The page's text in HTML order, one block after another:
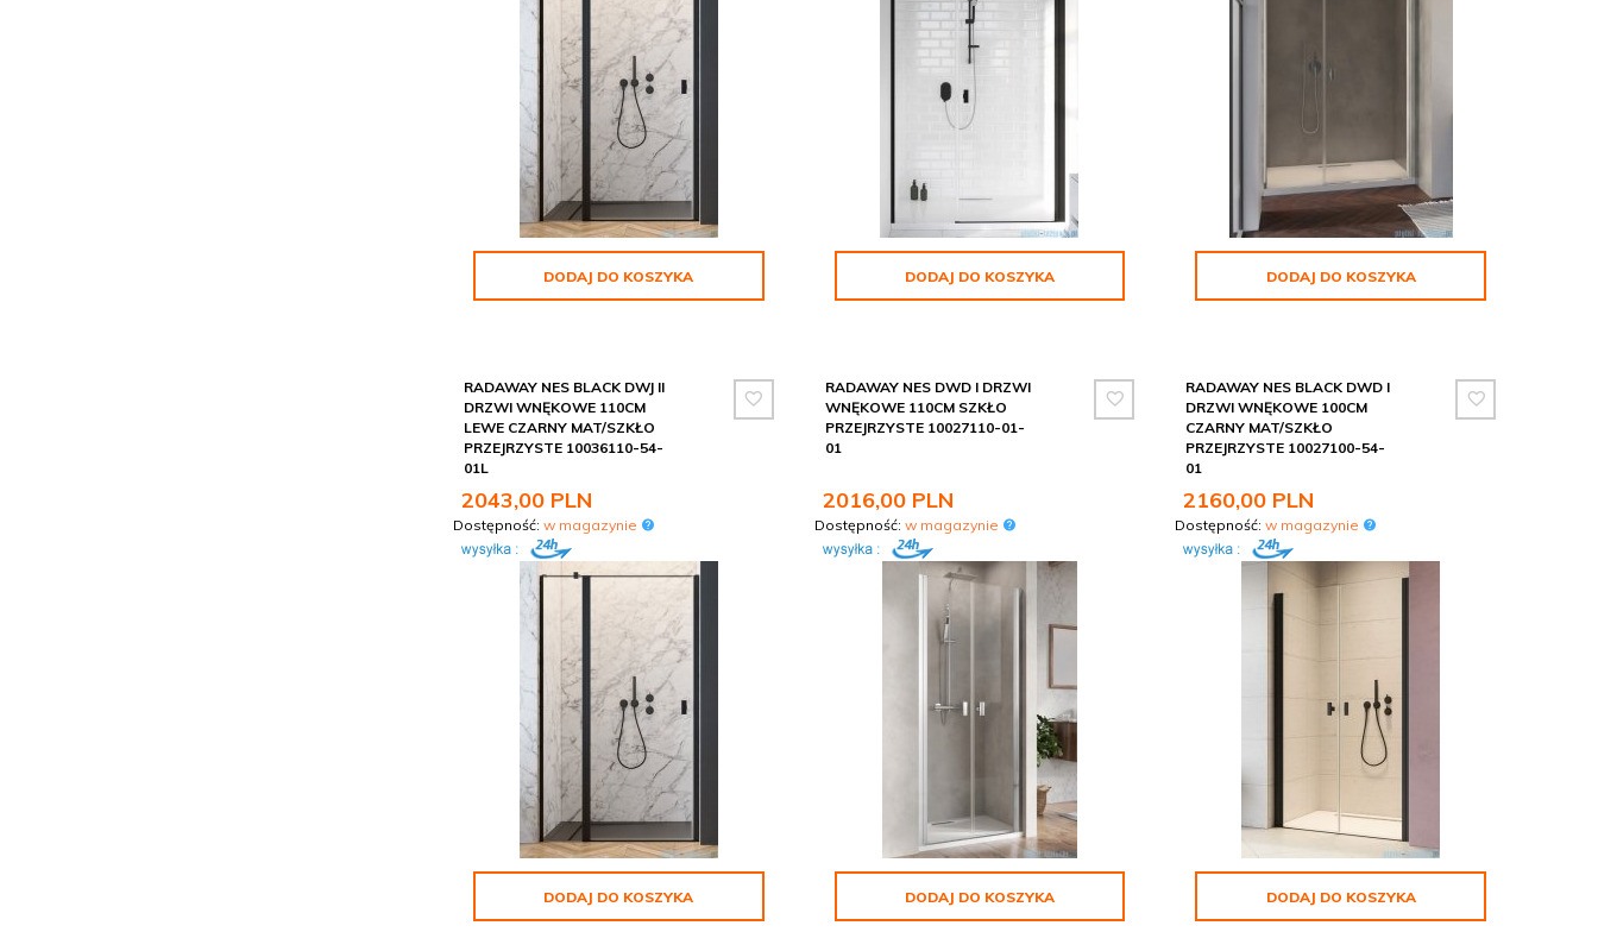
DODAJ DO KOSZYKA DODAJ DO KOSZYKA DODAJ DO KOSZYKA
RADAWAY NES BLACK DWJ II
DRZWI WNĘKOWE 110CM
LEWE CZARNY MAT/SZKŁO
PRZEJRZYSTE 10036110-54-
01L
2043,00 PLN
Dostępność: w magazynie
DODAJ DO KOSZYKA
RADAWAY NES DWD I DRZWI
WNĘKOWE 110CM SZKŁO
PRZEJRZYSTE 10027110-01-
01
2016,00 PLN
Dostępność: w magazynie
DODAJ DO KOSZYKA
RADAWAY NES BLACK DWD I
DRZWI WNĘKOWE 100CM
CZARNY MAT/SZKŁO
PRZEJRZYSTE 10027100-54-
01
2160,00 PLN
Dostępność:w magazynie
DODAJ DO KOSZYKA